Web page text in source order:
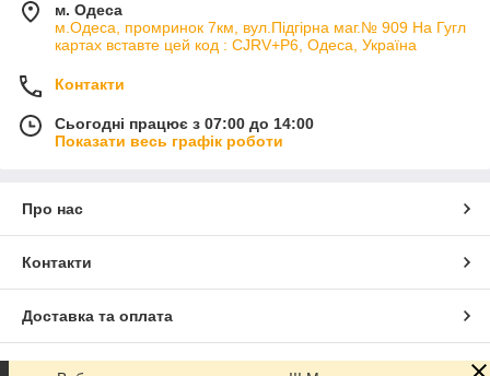
м. Одеса
м.Одеса, промринок 7км, вул.Підгірна маг.№ 909 На Гугл
картах вставте цей код : CJRV+P6, Одеса, Україна
Контакти
Сьогодні працює з 07:00 до 14:00
Показати весь графік роботи
Про нас
Контакти
Доставка та оплата
Графік роботи